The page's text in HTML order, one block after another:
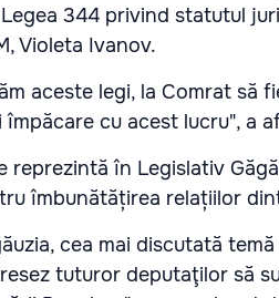
344 privind statutul
Violeta Ivanov.
aceste legi, la Comrat să
împăcare cu acest lucru", a
reprezintă în Legislativ
îmbunătățirea relațiilor
cea mai discutată
tuturor deputaţilor să